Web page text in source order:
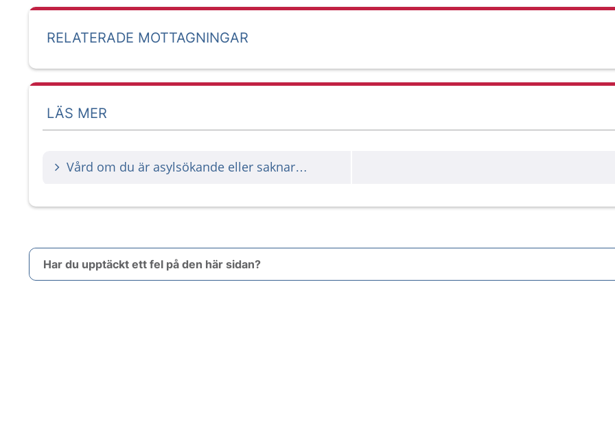
RELATERADE MOTTAGNINGAR
LÄS MER
Vård om du är asylsökande eller saknar tillstånd för att vistas i Sverige
Har du upptäckt ett fel på den här sidan?